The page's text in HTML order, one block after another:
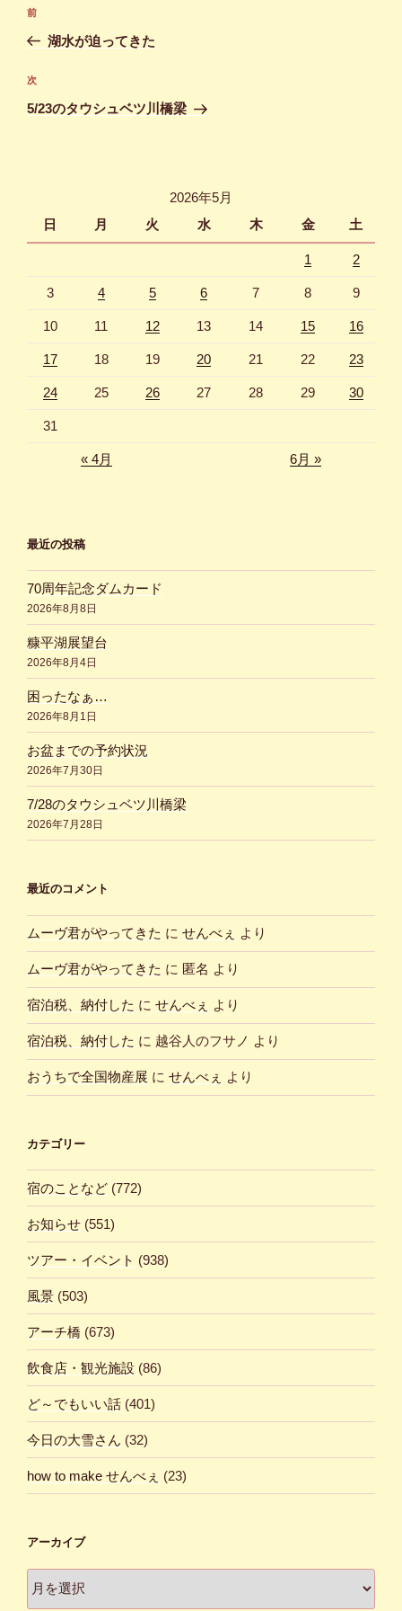
ナ
ビ
ゲ
前
の
稿
前
湖水が迫ってきた
次
の
次
5/23のタウシュベツ川橋梁
2026年5月
日
月 火 水 木 金 土
1 2
3 4 5 6 7 8 9
10 11 12 13 14 15 16
17 18 19 20 21 22 23
24 25 26 27 28 29 30
31
« 4月 6月 »
最近の投稿
70周年記念ダムカード
2026年8月8日
糠平湖展望台
2026年8月4日
困ったなぁ…
2026年8月1日
お盆までの予約状況
2026年7月30日
7/28のタウシュベツ川橋梁
2026年7月28日
最近のコメント
ムーヴ君がやってきた に せんべぇ より
ムーヴ君がやってきた に 匿名 より
宿泊税、納付した に せんべぇ より
宿泊税、納付した に 越谷人のフサノ より
おうちで全国物産展 に せんべぇ より
カテゴリー
宿のことなど (772)
お知らせ (551)
ツアー・イベント (938)
風景 (503)
アーチ橋 (673)
飲食店・観光施設 (86)
ど～でもいい話 (401)
今日の大雪さん (32)
how to make せんべぇ (23)
アーカイブ
ー